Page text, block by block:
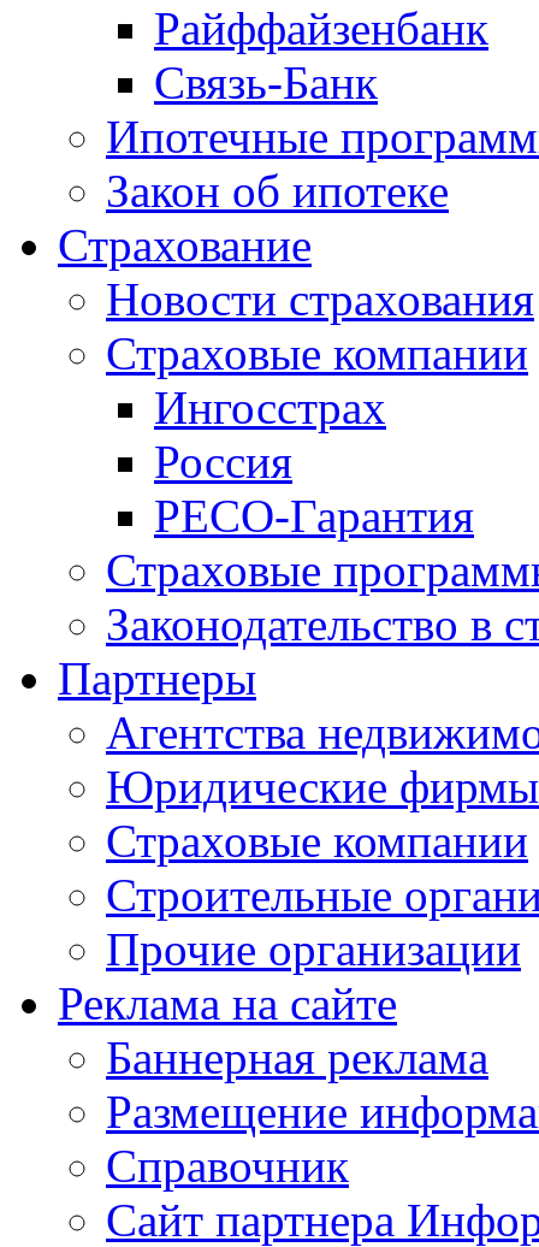
Райффайзенбанк
Связь-Банк
Ипотечные
Закон об ипотеке
Страхование
Новости страхования
Страховые компании
Ингосстрах
Россия
РЕСО-Гарантия
Страховые
Законодательство в
Партнеры
Агентства
Юридические фирмы
Страховые компании
Строительные
Прочие организации
Реклама на сайте
Баннерная реклама
Размещение
Справочник
Сайт партнера